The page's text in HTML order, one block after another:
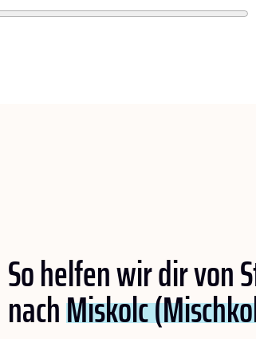
So helfen wir dir von
nachMiskolc